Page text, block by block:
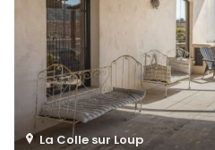
La Colle sur Loup